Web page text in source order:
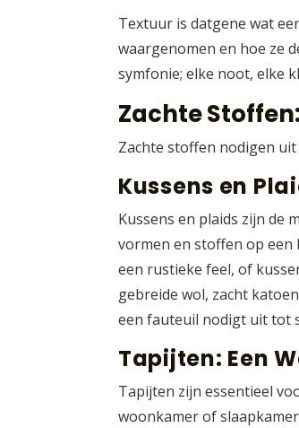
Textuur is datgene wat
waargenomen en hoe ze
symfonie; elke noot, elke
Zachte
Zachte stoffen nodigen
Kussens en
Kussens en plaids zijn de
vormen en stoffen op een
een rustieke feel, of
gebreide wol, zacht
een fauteuil nodigt uit tot
Tapijten: Een
Tapijten zijn essentieel
woonkamer of